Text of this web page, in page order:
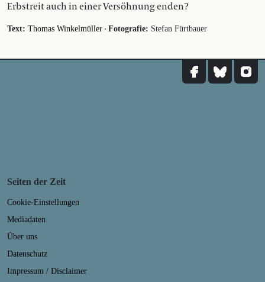
Erbstreit auch in einer Versöhnung enden?
Text: Thomas Winkelmüller · Fotografie: Stefan Fürtbauer
Seiten der Zeit
Cookie-Einstellungen
Mediadaten
Über uns
Datenschutz
Impressum / Disclaimer